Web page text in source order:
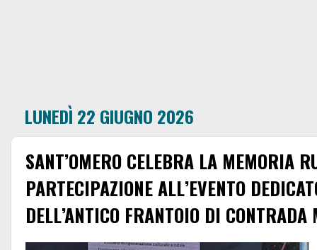
LUNEDÌ 22 GIUGNO 2026
SANT’OMERO CELEBRA LA MEMORIA
PARTECIPAZIONE ALL’EVENTO
DELL’ANTICO FRANTOIO DI CONTRADA